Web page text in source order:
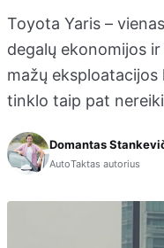
Toyota Yaris –
degalų ekonomijos
mažų
tinklo taip pat
Domantas
AutoTaktas autorius